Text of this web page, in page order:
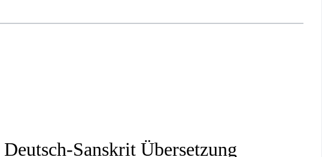
Deutsch-Sanskrit Übersetzung